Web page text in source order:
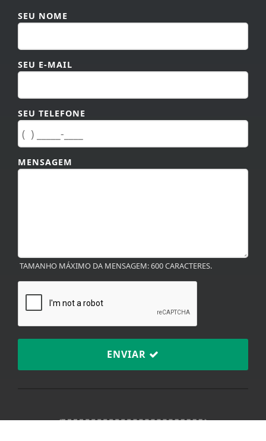
SEU NOME
SEU E-MAIL
SEU TELEFONE
MENSAGEM
TAMANHO MÁXIMO DA MENSAGEM: 600 CARACTERES.
ENVIAR
Termos de Uso e Privacidade
Esse site utiliza cookies para melhorar sua
experiência de navegação. Ao continuar o acesso,
entendemos que você concorda com nossos Termos
de Uso e Privacidade.
PARA MAIS INFORMAÇÕES,ACESSE NOSSOS TERMOS